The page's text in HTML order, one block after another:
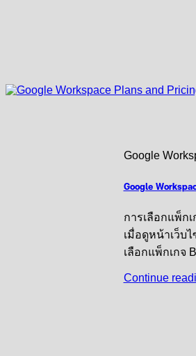
Google
Google
การเลือกแพ็ก
เมื่อดูหน้าเว็บ
เลือกแพ็กเกจ
Continue